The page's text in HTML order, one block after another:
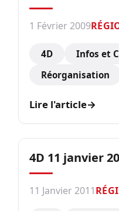
1 Février 2009
4D
Infos et
Réorganisation
Lire l'article→
4D 11 janvier
11 Janvier 2011